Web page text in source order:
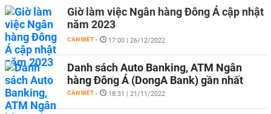
Giờ làm việc Ngân hàng Đông Á cập nhật
năm 2023
CẦN BIẾT - 17:00 | 26/12/2022
Danh sách Auto Banking, ATM Ngân
hàng Đông Á (DongA Bank) gần nhất
CẦN BIẾT - 18:31 | 21/11/2022